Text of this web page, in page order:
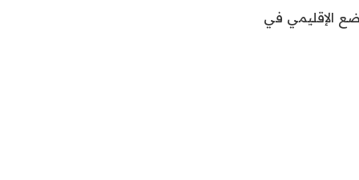
الوضع الإقليمي في